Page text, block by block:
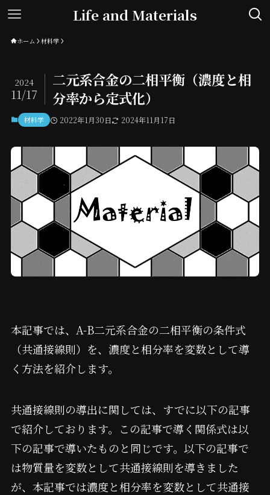
Life and Materials
ホーム 材料学
二元系合金の二相平衡（濃度と相
分率から定式化）
2024
11/17
材料学 2022年1月30日 2024年11月17日
本記事では、A-B二元系合金の二相平衡の条件式
（共通接線則）を、濃度と相分率を変数として導
く方法を紹介します。
共通接線則の導出に関しては、すでに以下の記事
で紹介しております。この記事で導く関係式は以
下の記事で導いたものと同じです。以下の記事で
は物質量を変数として共通接線則を導きました
が、本記事では濃度と相分率を変数として共通接